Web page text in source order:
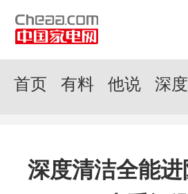
首页 有料 他说 深度
深度清洁全能